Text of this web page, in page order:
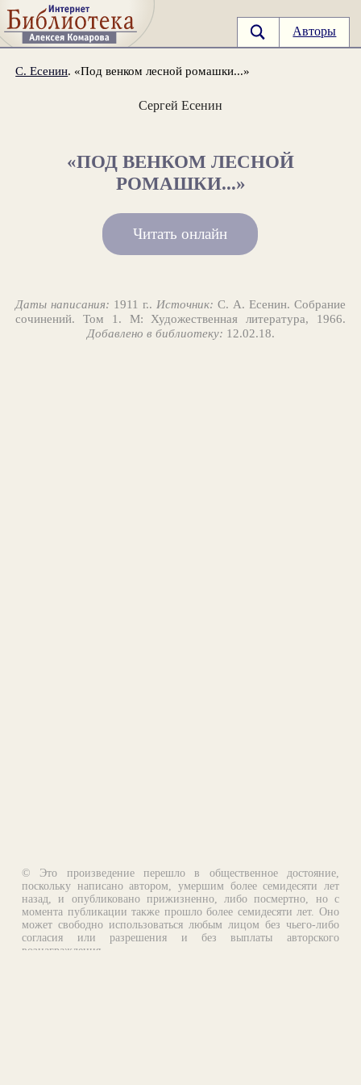
Авторы
С. Есенин. «Под венком лесной ромашки...»
Сергей Есенин
«ПОД ВЕНКОМ ЛЕСНОЙ
РОМАШКИ...»
Читать онлайн
Даты написания: 1911 г.. Источник: С. А. Есенин. Собрание
сочинений. Том 1. М: Художественная литература, 1966.
Добавлено в библиотеку: 12.02.18.
© Это произведение перешло в общественное достояние,
поскольку написано автором, умершим более семидесяти лет
назад, и опубликовано прижизненно, либо посмертно, но с
момента публикации также прошло более семидесяти лет. Оно
может свободно использоваться любым лицом без чьего-либо
согласия или разрешения и без выплаты авторского
вознаграждения.